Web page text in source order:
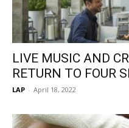
LIVE MUSIC AND
RETURN TO FOUR
LAP - April 18, 2022